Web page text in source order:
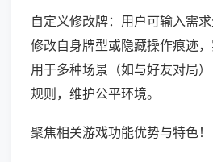
自定义修改牌：用户可输入需求
修改自身牌型或隐藏操作痕迹
用于多种场景（如与好友对局
规则，维护公平环境。
聚焦相关游戏功能优势与特色！